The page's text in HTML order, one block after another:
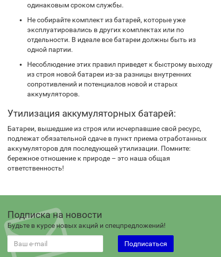
одинаковым сроком службы.
Не собирайте комплект из батарей, которые уже
эксплуатировались в других комплектах или по
отдельности. В идеале все батареи должны быть из
одной партии.
Несоблюдение этих правил приведет к быстрому выходу
из строя новой батареи из-за разницы внутренних
сопротивлений и потенциалов новой и старых
аккумуляторов.
Утилизация аккумуляторных батарей:
Батареи, вышедшие из строя или исчерпавшие свой ресурс,
подлежат обязательной сдаче в пункт приема отработанных
аккумуляторов для последующей утилизации. Помните:
бережное отношение к природе – это наша общая
ответственность!
Подписка на новости
Будьте в курсе новых акций и спецпредложений!
Подписаться